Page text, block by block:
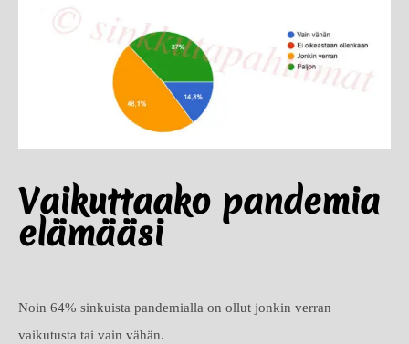
Vaikuttaako pandemia
elämääsi
Noin 64% sinkuista pandemialla on ollut jonkin verran
vaikutusta tai vain vähän.